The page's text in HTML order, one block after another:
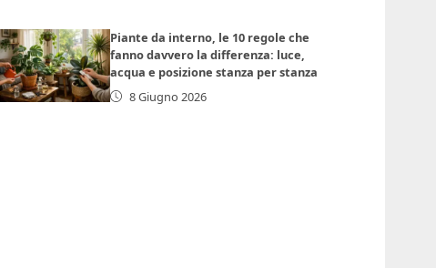
Piante da interno, le 10 regole che
fanno davvero la differenza: luce,
acqua e posizione stanza per stanza
8 Giugno 2026